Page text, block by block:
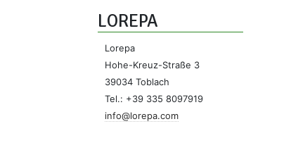
LOREPA
Lorepa
Hohe-Kreuz-Straße 3
39034 Toblach
Tel.: +39 335 8097919
info@lorepa.com